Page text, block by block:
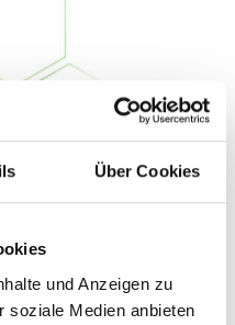
Über Cookies
und Anzeigen zu
soziale Medien anbieten